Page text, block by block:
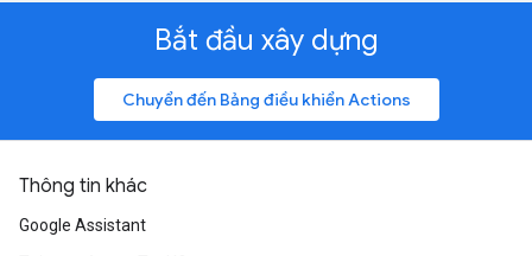
Bắt đầu xây dựng
Chuyển đến Bảng điều khiển Actions
Thông tin khác
Google Assistant